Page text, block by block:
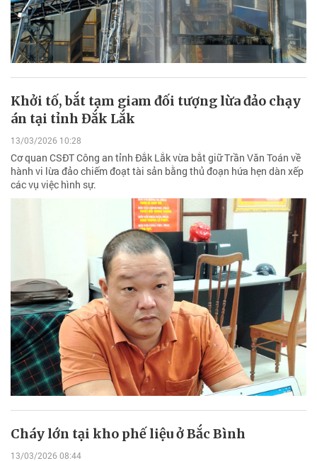
Khởi tố, bắt tạm giam đối tượng lừa đảo chạy
án tại tỉnh Đắk Lắk
13/03/2026 10:28
Cơ quan CSĐT Công an tỉnh Đắk Lắk vừa bắt giữ Trần Văn Toán về
hành vi lừa đảo chiếm đoạt tài sản bằng thủ đoạn hứa hẹn dàn xếp
các vụ việc hình sự.
Cháy lớn tại kho phế liệu ở Bắc Bình
13/03/2026 08:44